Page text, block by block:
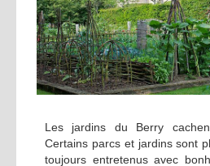
Les jardins du Berry
Certains parcs et jardins sont
toujours entretenus avec